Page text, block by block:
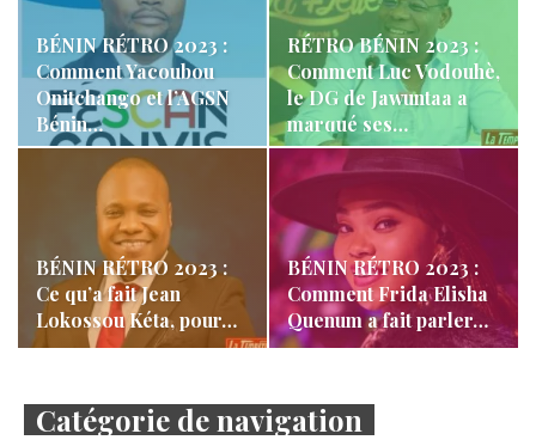
BÉNIN RÉTRO 2023 :
Comment Yacoubou
Onitchango et l’AGSN
Bénin…
RÉTRO BÉNIN 2023 :
Comment Luc Vodouhè,
le DG de Jawuntaa a
marqué ses…
BÉNIN RÉTRO 2023 :
Ce qu’a fait Jean
Lokossou Kéta, pour…
BÉNIN RÉTRO 2023 :
Comment Frida Elisha
Quenum a fait parler…
Catégorie de navigation